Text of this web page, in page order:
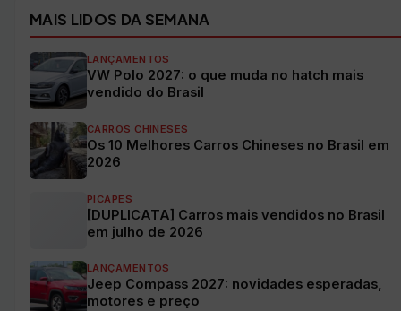
MAIS LIDOS DA SEMANA
LANÇAMENTOS
VW Polo 2027: o que muda no hatch mais
vendido do Brasil
CARROS CHINESES
Os 10 Melhores Carros Chineses no Brasil em
2026
PICAPES
[DUPLICATA] Carros mais vendidos no Brasil
em julho de 2026
LANÇAMENTOS
Jeep Compass 2027: novidades esperadas,
motores e preço